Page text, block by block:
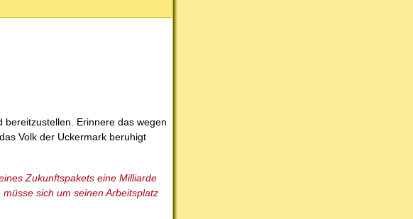
bereitzustellen. Erinnere das wegen
Volk der Uckermark beruhigt
Zukunftspakets eine Milliarde
sich um seinen Arbeitsplatz